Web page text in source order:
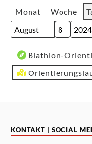
Monat Woche
Monat
Tag
Jahr
Biathlon-
KONTAKT | SOCIAL